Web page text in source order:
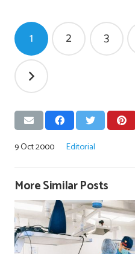
Pagination
des
publications
1 2 3
9 Oct 2000 Editorial
More Similar Posts